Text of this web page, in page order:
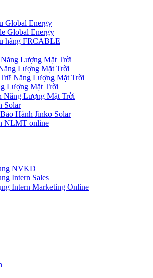
Global Energy
Global Energy
hãng FRCABLE
Lượng Mặt Trời
Lượng Mặt Trời
Năng Lượng Mặt Trời
Lượng Mặt Trời
Năng Lượng Mặt Trời
Solar
Hành Jinko Solar
NLMT online
NVKD
Intern Sales
Intern Marketing Online